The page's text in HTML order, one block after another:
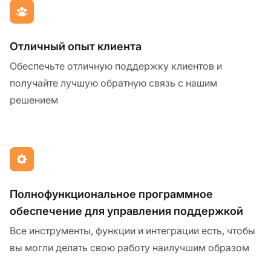
Отличный опыт клиента
Обеспечьте отличную поддержку клиентов и
получайте лучшую обратную связь с нашим
решением
Полнофункциональное программное
обеспечение для управления поддержкой
Все инструменты, функции и интеграции есть, чтобы
вы могли делать свою работу наилучшим образом